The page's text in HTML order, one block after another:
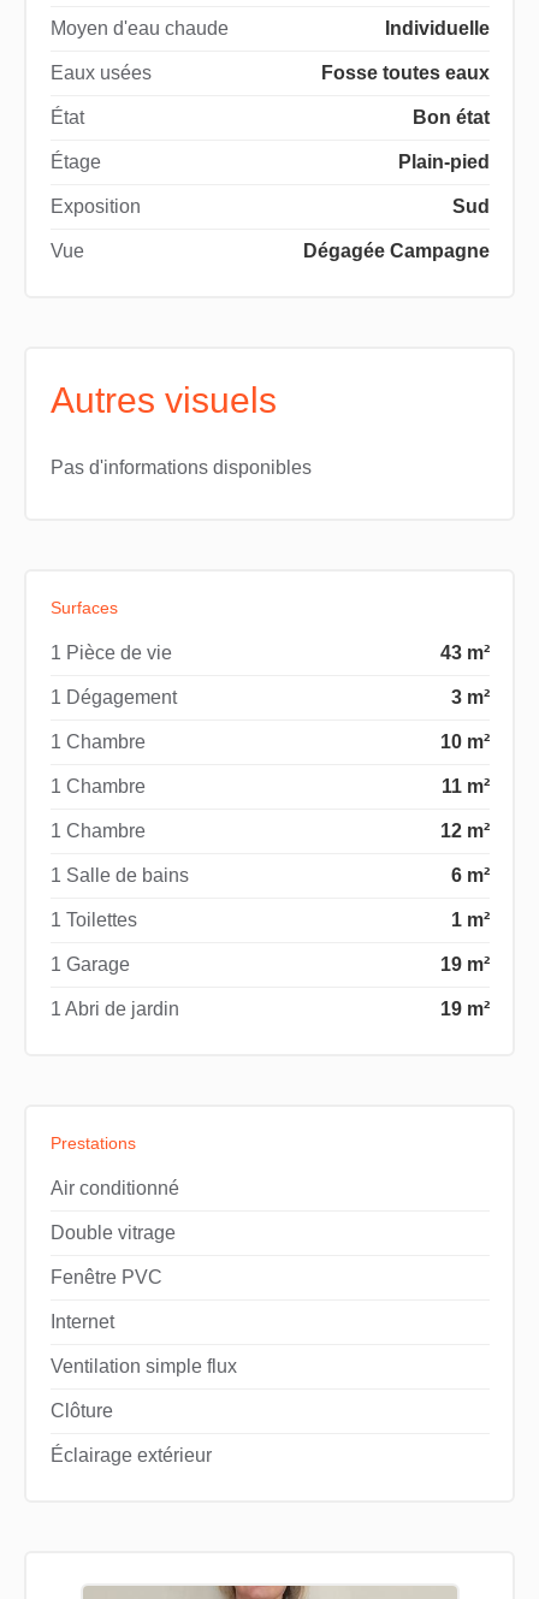
Moyen d'eau chaude Individuelle
Eaux usées Fosse toutes eaux
État Bon état
Étage Plain-pied
Exposition Sud
Vue Dégagée Campagne
Autres visuels
Pas d'informations disponibles
Surfaces
1 Pièce de vie 43 m²
1 Dégagement 3 m²
1 Chambre 10 m²
1 Chambre 11 m²
1 Chambre 12 m²
1 Salle de bains 6 m²
1 Toilettes 1 m²
1 Garage 19 m²
1 Abri de jardin 19 m²
Prestations
Air conditionné
Double vitrage
Fenêtre PVC
Internet
Ventilation simple flux
Clôture
Éclairage extérieur